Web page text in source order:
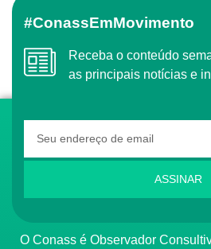
#ConassEmMovimento
Receba o conteúdo semanal do Conass com
as principais notícias e
ASSINAR
O Conass é Observador Consultivo da Comunidade